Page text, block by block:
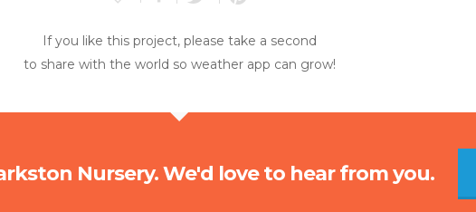
If you like this project, please take a second
to share with the world so weather app can grow!
Nursery. We'd love to hear from you.